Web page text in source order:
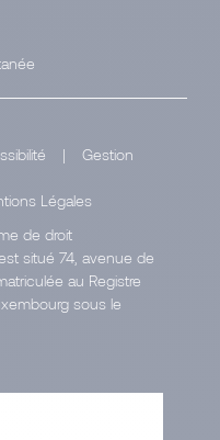
|
Gestion
Légales
de droit
situé 74, avenue de
au Registre
sous le